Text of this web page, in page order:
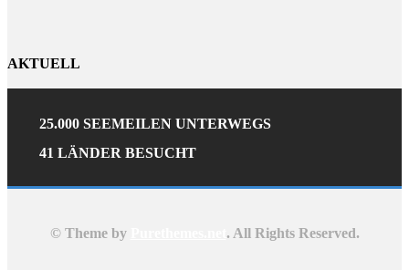
AKTUELL
25.000 SEEMEILEN UNTERWEGS
41 LÄNDER BESUCHT
© Theme by . All Rights Reserved.